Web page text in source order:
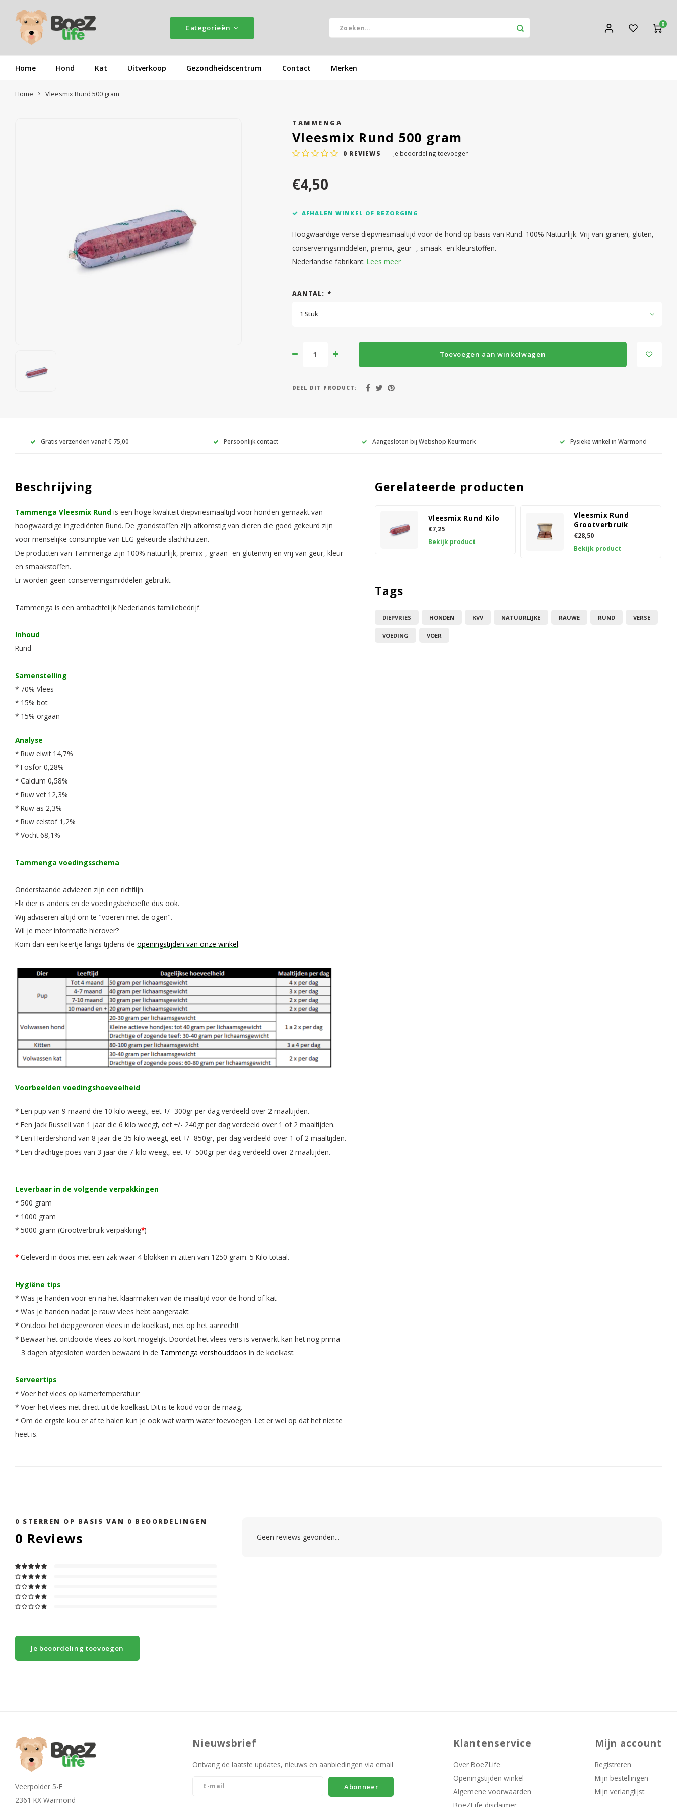
Categorieën 0
Home Hond Kat Uitverkoop Gezondheidscentrum Contact Merken
Home Vleesmix Rund 500 gram
TAMMENGA
Vleesmix Rund 500 gram
0 REVIEWS Je beoordeling toevoegen
€4,50
AFHALEN WINKEL OF BEZORGING
Hoogwaardige verse diepvriesmaaltijd voor de hond op basis van Rund. 100% Natuurlijk. Vrij van granen, gluten,
conserveringsmiddelen, premix, geur- , smaak- en kleurstoffen.
Nederlandse fabrikant. Lees meer
AANTAL: *
1 Stuk
Toevoegen aan winkelwagen
DEEL DIT PRODUCT:
Gratis verzenden vanaf € 75,00 Persoonlijk contact Aangesloten bij Webshop Keurmerk Fysieke winkel in Warmond
Beschrijving
Tammenga Vleesmix Rund is een hoge kwaliteit diepvriesmaaltijd voor honden gemaakt van
hoogwaardige ingrediënten Rund. De grondstoffen zijn afkomstig van dieren die goed gekeurd zijn
voor menselijke consumptie van EEG gekeurde slachthuizen.
De producten van Tammenga zijn 100% natuurlijk, premix-, graan- en glutenvrij en vrij van geur, kleur
en smaakstoffen.
Er worden geen conserveringsmiddelen gebruikt.
Tammenga is een ambachtelijk Nederlands familiebedrijf.
Inhoud
Rund
Samenstelling
* 70% Vlees
* 15% bot
* 15% orgaan
Analyse
* Ruw eiwit 14,7%
* Fosfor 0,28%
* Calcium 0,58%
* Ruw vet 12,3%
* Ruw as 2,3%
* Ruw celstof 1,2%
* Vocht 68,1%
Tammenga voedingsschema
Onderstaande adviezen zijn een richtlijn.
Elk dier is anders en de voedingsbehoefte dus ook.
Wij adviseren altijd om te "voeren met de ogen".
Wil je meer informatie hierover?
Kom dan een keertje langs tijdens de openingstijden van onze winkel.
Voorbeelden voedingshoeveelheid
* Een pup van 9 maand die 10 kilo weegt, eet +/- 300gr per dag verdeeld over 2 maaltijden.
* Een Jack Russell van 1 jaar die 6 kilo weegt, eet +/- 240gr per dag verdeeld over 1 of 2 maaltijden.
* Een Herdershond van 8 jaar die 35 kilo weegt, eet +/- 850gr, per dag verdeeld over 1 of 2 maaltijden.
* Een drachtige poes van 3 jaar die 7 kilo weegt, eet +/- 500gr per dag verdeeld over 2 maaltijden.
Leverbaar in de volgende verpakkingen
* 500 gram
* 1000 gram
* 5000 gram (Grootverbruik verpakking*)
* Geleverd in doos met een zak waar 4 blokken in zitten van 1250 gram. 5 Kilo totaal.
Hygiëne tips
* Was je handen voor en na het klaarmaken van de maaltijd voor de hond of kat.
* Was je handen nadat je rauw vlees hebt aangeraakt.
* Ontdooi het diepgevroren vlees in de koelkast, niet op het aanrecht!
* Bewaar het ontdooide vlees zo kort mogelijk. Doordat het vlees vers is verwerkt kan het nog prima
3 dagen afgesloten worden bewaard in de Tammenga vershouddoos in de koelkast.
Serveertips
* Voer het vlees op kamertemperatuur
* Voer het vlees niet direct uit de koelkast. Dit is te koud voor de maag.
* Om de ergste kou er af te halen kun je ook wat warm water toevoegen. Let er wel op dat het niet te
heet is.
Gerelateerde producten
Vleesmix Rund Kilo
€7,25
Bekijk product
Vleesmix Rund
Grootverbruik
€28,50
Bekijk product
Tags
DIEPVRIES HONDEN KVV NATUURLIJKE RAUWE RUND VERSE
VOEDING VOER
0 STERREN OP BASIS VAN 0 BEOORDELINGEN
0 Reviews
Je beoordeling toevoegen
Geen reviews gevonden...
Veerpolder 5-F
2361 KX Warmond
Nieuwsbrief
Ontvang de laatste updates, nieuws en aanbiedingen via email
Abonneer
Klantenservice
Over BoeZLife
Openingstijden winkel
Algemene voorwaarden
Mijn account
Registreren
Mijn bestellingen
Mijn verlanglijst